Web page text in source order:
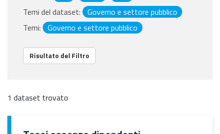
Temi del dataset:
Governo e settore pubblico
Temi:
Governo e settore pubblico
Risultato del Filtro
1 dataset trovato